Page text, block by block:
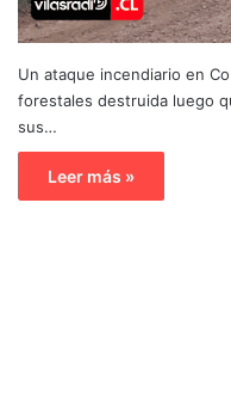
Un ataque incendiario en
forestales destruida luego
sus…
Leer más »